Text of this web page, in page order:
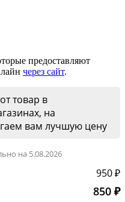
предоставляют
через сайт.
товар в
на
вам лучшую цену
на 5.08.2026
950 ₽
850 ₽